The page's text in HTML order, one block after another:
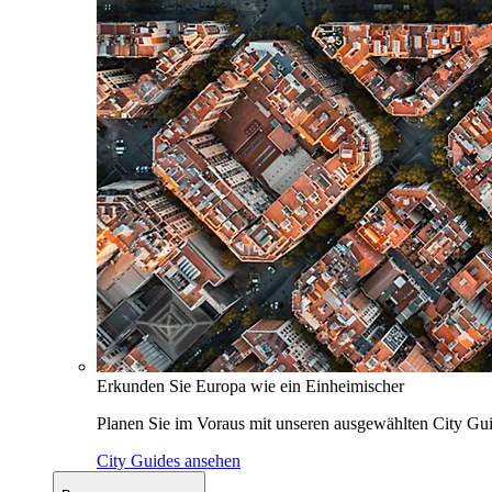
Erkunden Sie Europa wie ein Einheimischer
Planen Sie im Voraus mit unseren ausgewählten City
City Guides ansehen